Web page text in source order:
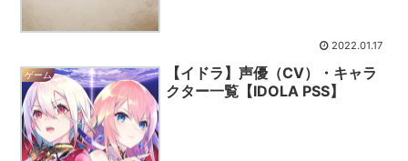
2022.01.17
ゲーム
【イドラ】声優（CV）・キャラ
クター一覧【IDOLA PSS】